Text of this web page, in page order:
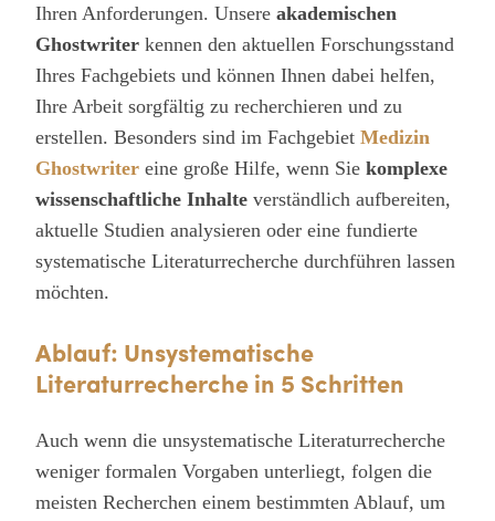
Ihren Anforderungen. Unsere akademischen
Ghostwriter kennen den aktuellen Forschungsstand
Ihres Fachgebiets und können Ihnen dabei helfen,
Ihre Arbeit sorgfältig zu recherchieren und zu
erstellen. Besonders sind im Fachgebiet Medizin
Ghostwriter eine große Hilfe, wenn Sie komplexe
wissenschaftliche Inhalte verständlich aufbereiten,
aktuelle Studien analysieren oder eine fundierte
systematische Literaturrecherche durchführen lassen
möchten.
Ablauf: Unsystematische
Literaturrecherche in 5 Schritten
Auch wenn die unsystematische Literaturrecherche
weniger formalen Vorgaben unterliegt, folgen die
meisten Recherchen einem bestimmten Ablauf, um